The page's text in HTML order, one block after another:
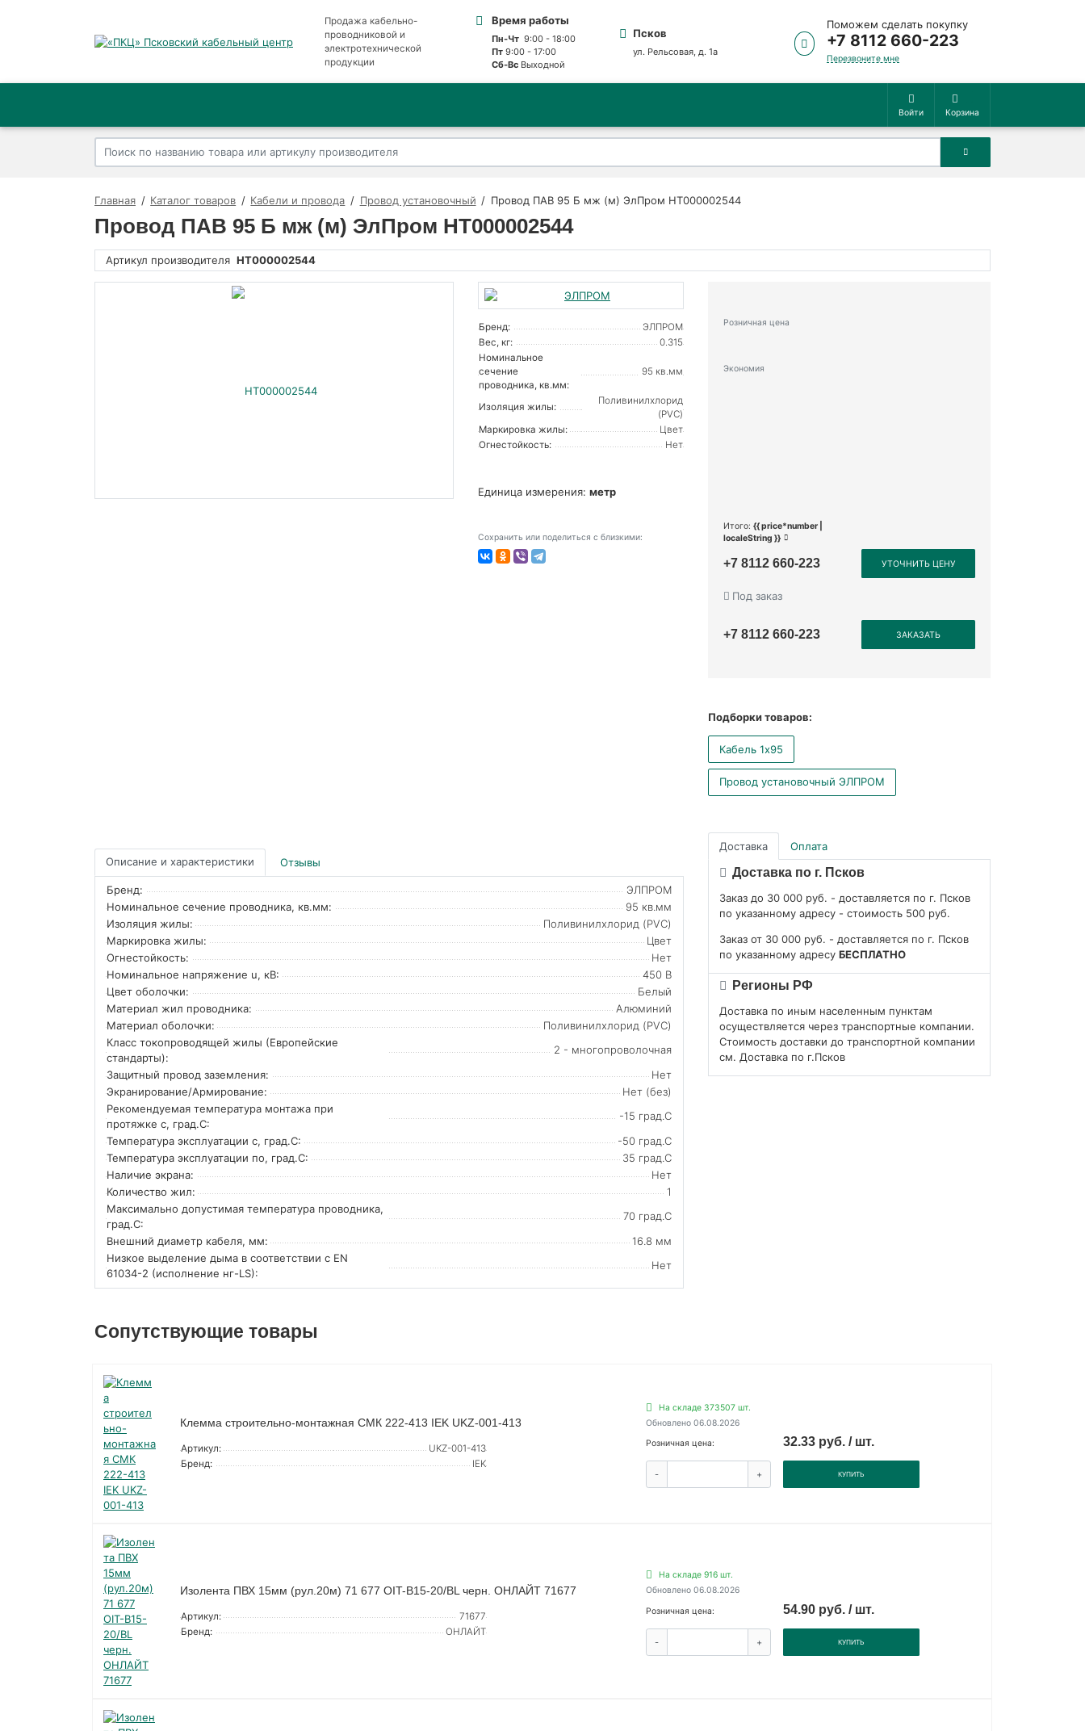
Продажа кабельно-
проводниковой и
электротехнической
продукции
Время работы
Пн-Чт9:00 - 18:00
Пт9:00 - 17:00
Сб-ВсВыходной
Псков
ул. Рельсовая, д. 1а
Поможем сделать покупку
+7 8112 660-223
Перезвоните мне
Войти Корзина
Главная Каталог товаров Кабели и провода Провод установочный Провод ПАВ 95 Б мж (м) ЭлПром НТ000002544
Провод ПАВ 95 Б мж (м) ЭлПром НТ000002544
Артикул производителя НТ000002544
Бренд:
ЭЛПРОМ
Вес, кг:
0.315
Номинальное
сечение
проводника, кв.мм:
95 кв.мм
Изоляция жилы:
Поливинилхлорид
(PVC)
Маркировка жилы:
Цвет
Огнестойкость:
Нет
Единица измерения: метр
Сохранить или поделиться с близкими:
Розничная цена
Экономия
Итого: {{ price*number |
localeString }}
+7 8112 660-223 УТОЧНИТЬ ЦЕНУ
Под заказ
+7 8112 660-223 ЗАКАЗАТЬ
Подборки товаров:
Кабель 1x95
Провод установочный ЭЛПРОМ
Доставка Оплата
Доставка по г. Псков
Заказ до 30 000 руб. - доставляется по г. Псков
по указанному адресу - стоимость 500 руб.
Заказ от 30 000 руб. - доставляется по г. Псков
по указанному адресу БЕСПЛАТНО
Регионы РФ
Доставка по иным населенным пунктам
осуществляется через транспортные компании.
Стоимость доставки до транспортной компании
см. Доставка по г.Псков
Описание и характеристики Отзывы
Бренд:
ЭЛПРОМ
Номинальное сечение проводника, кв.мм:
95 кв.мм
Изоляция жилы:
Поливинилхлорид (PVC)
Маркировка жилы:
Цвет
Огнестойкость:
Нет
Номинальное напряжение u, кВ:
450 В
Цвет оболочки:
Белый
Материал жил проводника:
Алюминий
Материал оболочки:
Поливинилхлорид (PVC)
Класс токопроводящей жилы (Европейские
стандарты):
2 - многопроволочная
Защитный провод заземления:
Нет
Экранирование/Армирование:
Нет (без)
Рекомендуемая температура монтажа при
протяжке с, град.C:
-15 град.C
Температура эксплуатации с, град.C:
-50 град.C
Температура эксплуатации по, град.C:
35 град.C
Наличие экрана:
Нет
Количество жил:
1
Максимально допустимая температура проводника,
град.C:
70 град.C
Внешний диаметр кабеля, мм:
16.8 мм
Низкое выделение дыма в соответствии с EN
61034-2 (исполнение нг-LS):
Нет
Сопутствующие товары
Клемма строительно-монтажная СМК 222-413 IEK UKZ-001-413
Артикул:
UKZ-001-413
Бренд:
IEK
На складе 373507 шт.
Обновлено 06.08.2026
Розничная цена:
32.33 руб. / шт.
- + КУПИТЬ
Изолента ПВХ 15мм (рул.20м) 71 677 OIT-B15-20/BL черн. ОНЛАЙТ 71677
Артикул:
71677
Бренд:
ОНЛАЙТ
На складе 916 шт.
Обновлено 06.08.2026
Розничная цена:
54.90 руб. / шт.
- + КУПИТЬ